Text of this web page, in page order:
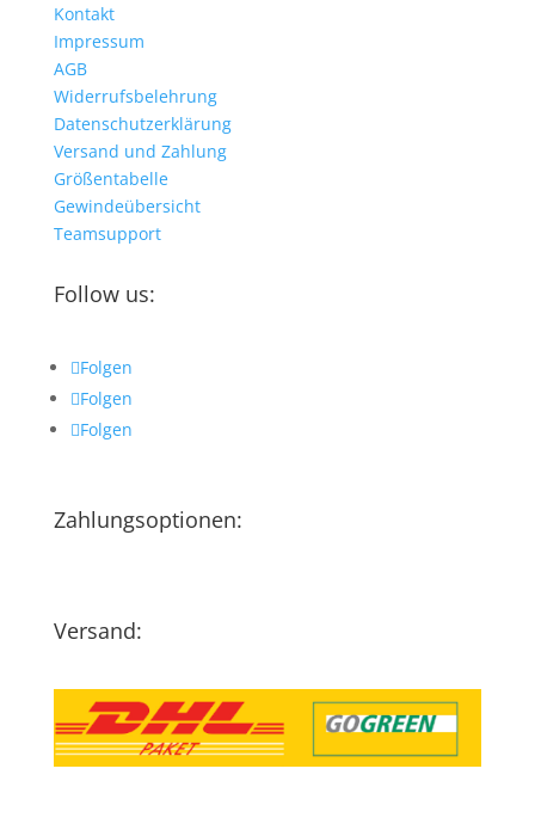
Kontakt
Impressum
AGB
Widerrufsbelehrung
Datenschutzerklärung
Versand und Zahlung
Größentabelle
Gewindeübersicht
Teamsupport
Follow us:
Folgen
Folgen
Folgen
Zahlungsoptionen:
Versand: